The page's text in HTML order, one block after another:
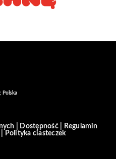
Polska
Dostępność|
Regulamin
Polityka ciasteczek